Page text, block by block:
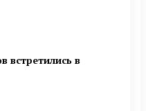
встретились в